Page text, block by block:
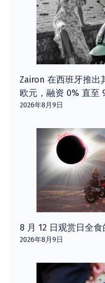
Zairon 在西班牙推出
欧元，融资 0% 直至
2026年8月9日
8 月 12 日观赏日全
2026年8月9日